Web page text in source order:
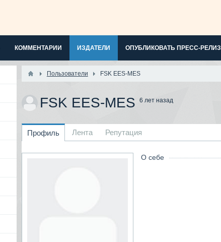
КОММЕНТАРИИ ИЗДАТЕЛИ ОПУБЛИКОВАТЬ ПРЕСС-РЕЛИЗ
Пользователи FSK EES-MES
FSK EES-MES 6 лет назад
Профиль Лента Репутация
О себе